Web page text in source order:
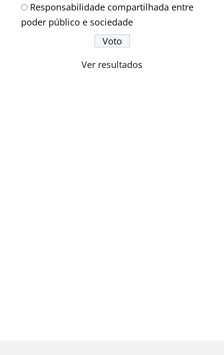
Responsabilidade compartilhada entre
poder público e sociedade
Ver resultados